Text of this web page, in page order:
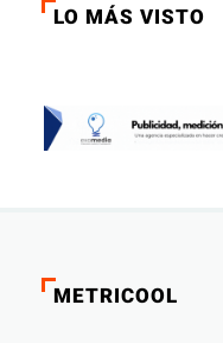
LO MÁS VISTO
METRICOOL